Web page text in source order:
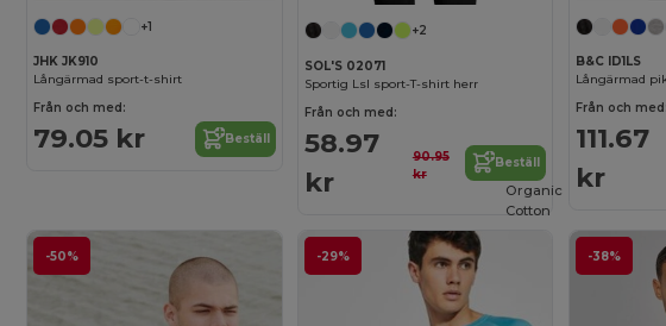
+1
JHK JK910
Långärmad sport-t-shirt
Från och med:
79.05 kr Beställ
+2
SOL'S 02071
Sportig Lsl sport-T-shirt herr
Från och med:
58.97
kr
90.95
kr
Beställ
B&C ID1LS
Långärmad
Från och
111.67
kr
-50% -29% -38%
Organic
Cotton